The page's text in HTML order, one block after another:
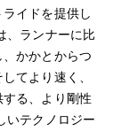
イドを提供し
、ランナーに比
かかとからつ
てより速く、
る、より剛性
いテクノロジー